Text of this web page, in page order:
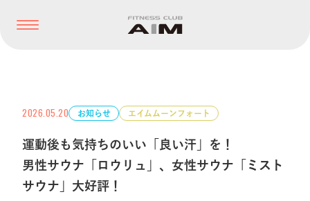
2026.05.20 お知らせ エイムムーンフォート
運動後も気持ちのいい「良い汗」を！
男性サウナ「ロウリュ」、女性サウナ「ミスト
サウナ」大好評！